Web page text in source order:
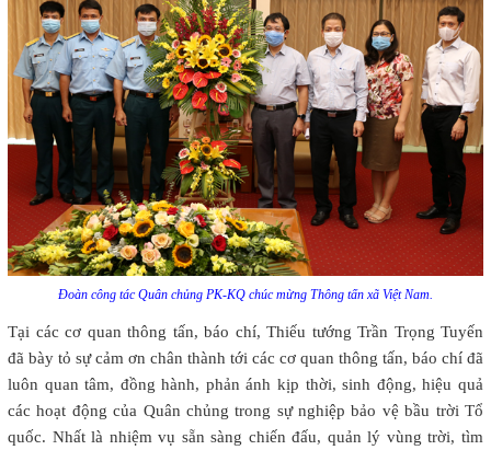
Đoàn công tác Quân chủng PK-KQ chúc mừng Thông tấn xã Việt Nam.
Tại các cơ quan thông tấn, báo chí, Thiếu tướng Trần Trọng Tuyến
đã bày tỏ sự cảm ơn chân thành tới các cơ quan thông tấn, báo chí đã
luôn quan tâm, đồng hành, phản ánh kịp thời, sinh động, hiệu quả
các hoạt động của Quân chủng trong sự nghiệp bảo vệ bầu trời Tổ
quốc. Nhất là nhiệm vụ sẵn sàng chiến đấu, quản lý vùng trời, tìm